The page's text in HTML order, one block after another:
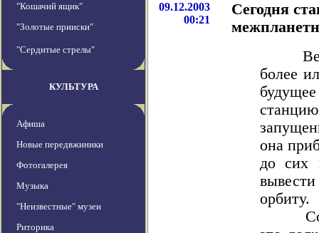
"Кошачий ящик"
"Золотые прииски"
"Сердитые стрелы"
КУЛЬТУРА
Афиша
Новые передвжиники
Фотогалерея
Музыка
"Неизвестные" музеи
Риторика
09.12.2003
00:21
Сегодня
более
она
до сих
орбиту.